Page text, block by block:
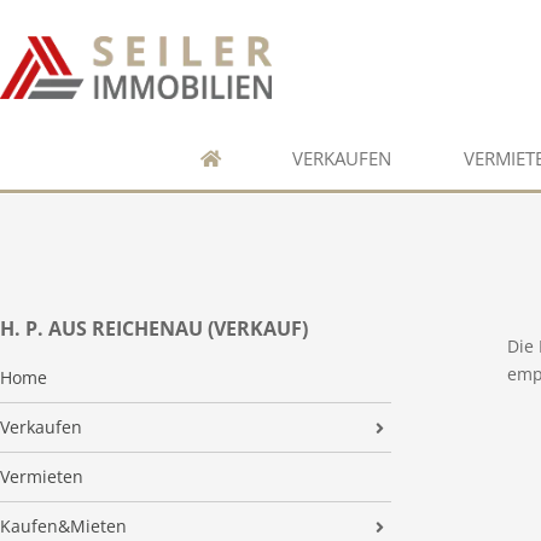
VERKAUFEN
H. P. AUS REICHENAU (VERKAUF)
Home
Verkaufen
Wertermittlung
Vermarktung
Vermieten
Kaufen&Mieten
Die